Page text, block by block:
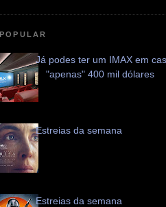
POPULAR
Já podes ter um IMAX em
"apenas" 400 mil dólares
Estreias da semana
Estreias da semana